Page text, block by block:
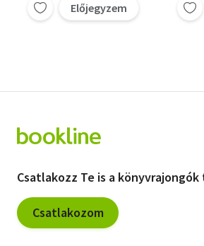
Dékány András
Forrai Gábor Balogh Tibor
Előjegyzem
Csatlakozz Te is a
Csatlakozom